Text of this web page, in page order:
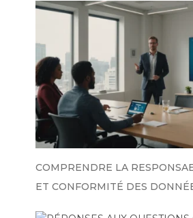
COMPRENDRE LA
ET CONFORMITÉ DES